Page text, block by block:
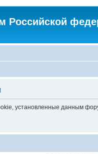
Российской
установленные данным